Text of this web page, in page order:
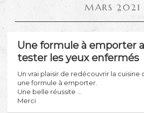
MARS 2021
Une formule à emporter a
tester les yeux enfermés
Un vrai plaisir de redécouvrir la cuisine
une formule à emporter.
Une belle réussite ...
Merci